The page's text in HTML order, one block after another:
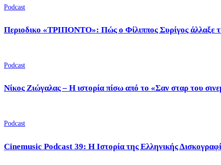
Podcast
Περιοδικο «ΤΡΙΠΟΝΤΟ»: Πώς ο Φίλιππος Συρίγος άλλαξε
Podcast
Νίκος Ζιώγαλας – Η ιστορία πίσω από το «Σαν σταρ του
Podcast
Cinemusic Podcast 39: Η Ιστορία της Ελληνικής